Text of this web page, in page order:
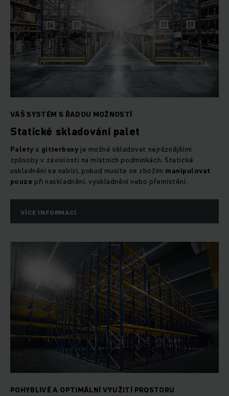
VÁŠ SYSTÉM S ŘADOU MOŽNOSTÍ
Statické skladování palet
Palety a gitterboxy je možné skladovat nejrůznějšími
způsoby v závislosti na místních podmínkách. Statické
uskladnění se nabízí, pokud musíte se zbožím manipulovat
pouze při naskladnění, vyskladnění nebo přemístění.
VÍCE INFORMACÍ
POHYBLIVÉ A OPTIMÁLNÍ VYUŽITÍ PROSTORU